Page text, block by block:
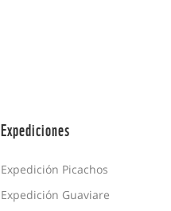
Expediciones
Expedición Picachos
Expedición Guaviare